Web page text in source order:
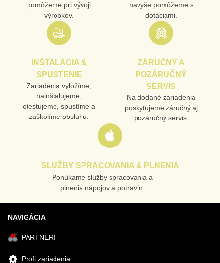
pomôžeme pri vývoji
výrobkov.
navyše pomôžeme s
dotáciami.
INŠTALÁCIA &
SPUSTENIE
Zariadenia vyložíme,
nainštalujeme,
otestujeme, spustíme a
zaškolíme obsluhu.
ZÁRUČNÝ A
POZÁRUČNÝ
SERVIS
Na dodané zariadenia
poskytujeme záručný aj
pozáručný servis.
SLUŽBY SPRACOVANIA & PLNENIA
Ponúkame služby spracovania a
plnenia nápojov a potravín.
NAVIGÁCIA
PARTNERI
Profi zariadenia